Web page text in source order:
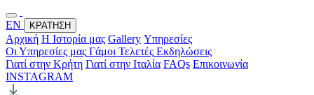
ΕΝ ΚΡΑΤΗΣΗ
Αρχική Η Ιστορία μας Gallery Υπηρεσίες
Οι Υπηρεσίες μας Γάμοι Τελετές Εκδηλώσεις
Γιατί στην Κρήτη Γιατί στην Ιταλία FAQs Επικοινωνία
INSTAGRAM